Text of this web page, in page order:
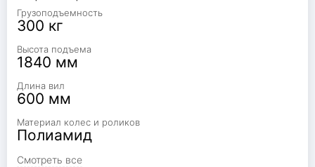
Грузоподъемность
300 кг
Высота подъема
1840 мм
Длина вил
600 мм
Материал колес и роликов
Полиамид
Смотреть все